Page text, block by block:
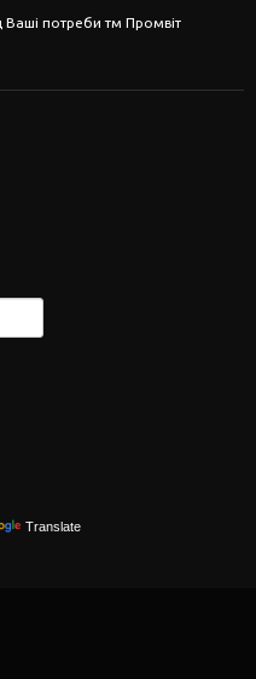
потреби тм Промвіт
Translate